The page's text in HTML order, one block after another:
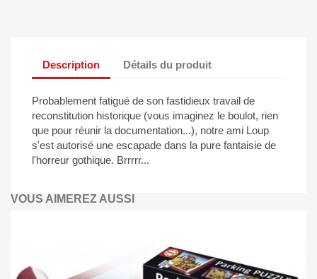
Description Détails du produit
Probablement fatigué de son fastidieux travail de
reconstitution historique (vous imaginez le boulot, rien
que pour réunir la documentation...), notre ami Loup
s'est autorisé une escapade dans la pure fantaisie de
l'horreur gothique. Brrrrr...
VOUS AIMEREZ AUSSI